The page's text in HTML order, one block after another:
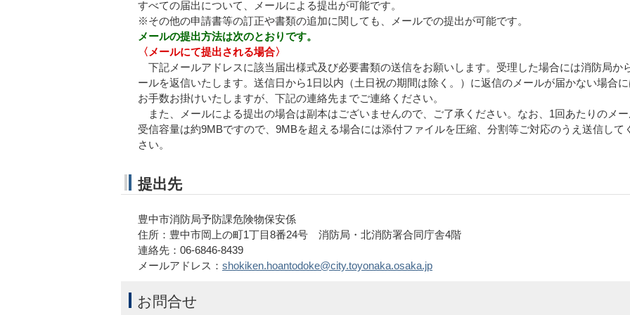
すべての届出について、メールによる提出が可能です。
※その他の申請書等の訂正や書類の追加に関しても、メールでの提出が可能です。
メールの提出方法は次のとおりです。
〈メールにて提出される場合〉
下記メールアドレスに該当届出様式及び必要書類の送信をお願いします。受理した場合には消防局か
ールを返信いたします。送信日から1日以内（土日祝の期間は除く。）に返信のメールが届かない場合に
お手数お掛けいたしますが、下記の連絡先までご連絡ください。
また、メールによる提出の場合は副本はございませんので、ご了承ください。なお、1回あたりのメ
受信容量は約9MBですので、9MBを超える場合には添付ファイルを圧縮、分割等ご対応のうえ送信して
さい。
提出先
豊中市消防局予防課危険物保安係
住所：豊中市岡上の町1丁目8番24号 消防局・北消防署合同庁舎4階
連絡先：06-6846-8439
メールアドレス： shokiken.hoantodoke@city.toyonaka.osaka.jp
お問合せ